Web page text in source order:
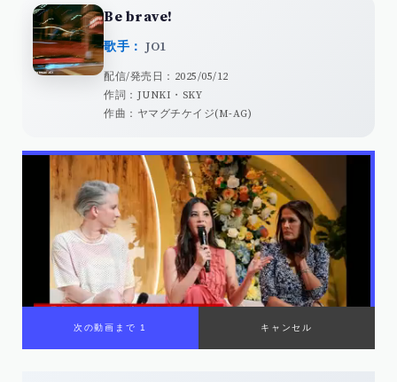
Be brave!
歌手： JO1
配信/発売日：2025/05/12
作詞：JUNKI・SKY
作曲：ヤマグチケイジ(M-AG)